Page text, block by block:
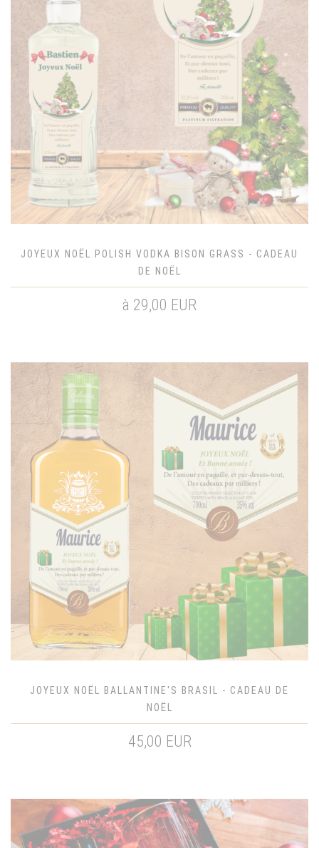
JOYEUX NOËL POLISH VODKA BISON GRASS - CADEAU
DE NOËL
à 29,00 EUR
JOYEUX NOËL BALLANTINE'S BRASIL - CADEAU DE
NOËL
45,00 EUR